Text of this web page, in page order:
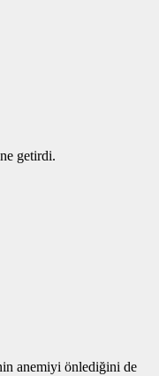
getirdi.
anemiyi önlediğini de